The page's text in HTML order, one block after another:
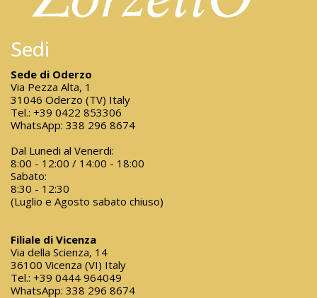
Sedi
Sede di Oderzo
Via Pezza Alta, 1
31046 Oderzo (TV) Italy
Tel.: +39 0422 853306
WhatsApp: 338 296 8674
Dal Lunedi al Venerdi:
8:00 - 12:00 / 14:00 - 18:00
Sabato:
8:30 - 12:30
(Luglio e Agosto sabato chiuso)
Filiale di Vicenza
Via della Scienza, 14
36100 Vicenza (VI) Italy
Tel.: +39 0444 964049
WhatsApp: 338 296 8674